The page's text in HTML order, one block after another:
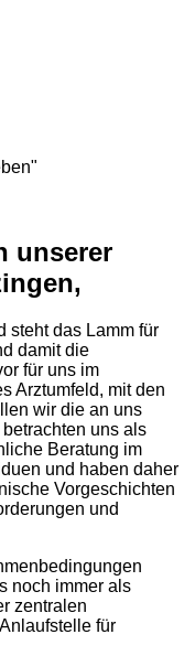
unserer
steht das Lamm für
damit die
für uns im
Arztumfeld, mit den
wir die an uns
uns als
Beratung im
und haben daher
Vorgeschichten
und
noch immer als
zentralen
für